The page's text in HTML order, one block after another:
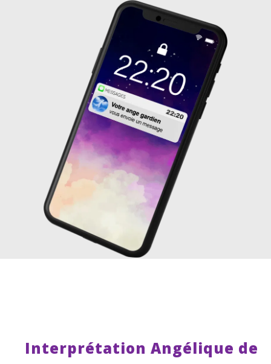
Interprétation Angélique de